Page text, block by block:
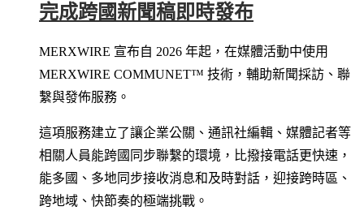
完成跨國新聞稿即時發布
MERXWIRE 宣布自 2026 年起，在媒體活動中使用
MERXWIRE COMMUNET™ 技術，輔助新聞採訪、聯
繫與發佈服務。
這項服務建立了讓企業公關、通訊社編輯、媒體記者等
相關人員能跨國同步聯繫的環境，比撥接電話更快速，
能多國、多地同步接收消息和及時對話，迎接跨時區、
跨地域、快節奏的極端挑戰。